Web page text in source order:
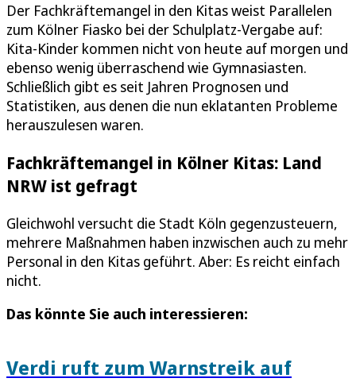
Der Fachkräftemangel in den Kitas weist Parallelen
zum Kölner Fiasko bei der Schulplatz-Vergabe auf:
Kita-Kinder kommen nicht von heute auf morgen und
ebenso wenig überraschend wie Gymnasiasten.
Schließlich gibt es seit Jahren Prognosen und
Statistiken, aus denen die nun eklatanten Probleme
herauszulesen waren.
Fachkräftemangel in Kölner Kitas: Land
NRW ist gefragt
Gleichwohl versucht die Stadt Köln gegenzusteuern,
mehrere Maßnahmen haben inzwischen auch zu mehr
Personal in den Kitas geführt. Aber: Es reicht einfach
nicht.
Das könnte Sie auch interessieren:
Verdi ruft zum Warnstreik auf